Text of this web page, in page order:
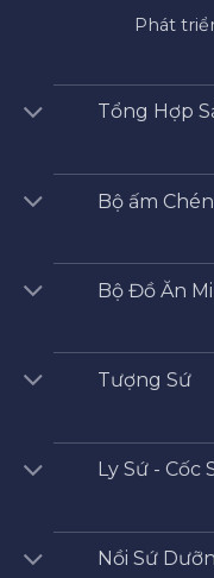
Phát
Tổng Hợp
Bộ ấm
Bộ Đồ Ăn
Tượng Sứ
Ly Sứ - Cốc
Nồi Sứ